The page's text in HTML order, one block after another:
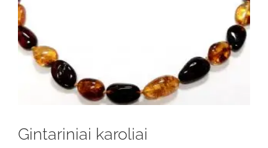
Gintariniai karoliai